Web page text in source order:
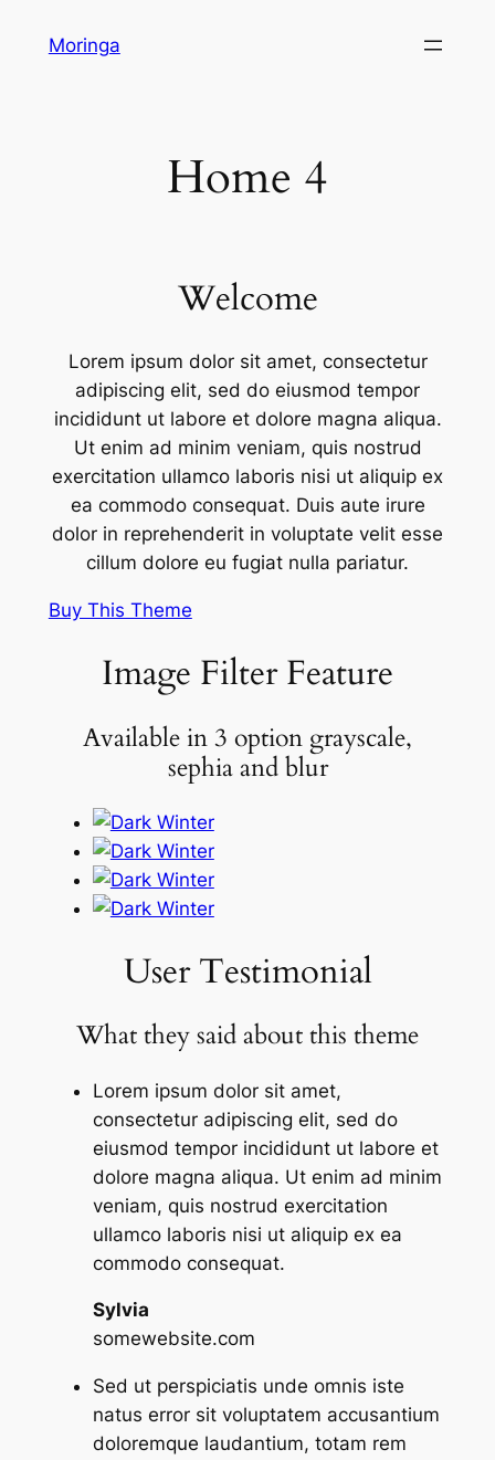
Moringa
Home 4
Welcome
Lorem ipsum dolor sit amet, consectetur
adipiscing elit, sed do eiusmod tempor
incididunt ut labore et dolore magna aliqua.
Ut enim ad minim veniam, quis nostrud
exercitation ullamco laboris nisi ut aliquip ex
ea commodo consequat. Duis aute irure
dolor in reprehenderit in voluptate velit esse
cillum dolore eu fugiat nulla pariatur.
Buy This Theme
Image Filter Feature
Available in 3 option grayscale,
sephia and blur
User Testimonial
What they said about this theme
Lorem ipsum dolor sit amet,
consectetur adipiscing elit, sed do
eiusmod tempor incididunt ut labore et
dolore magna aliqua. Ut enim ad minim
veniam, quis nostrud exercitation
ullamco laboris nisi ut aliquip ex ea
commodo consequat.
Sylvia
somewebsite.com
Sed ut perspiciatis unde omnis iste
natus error sit voluptatem accusantium
doloremque laudantium, totam rem